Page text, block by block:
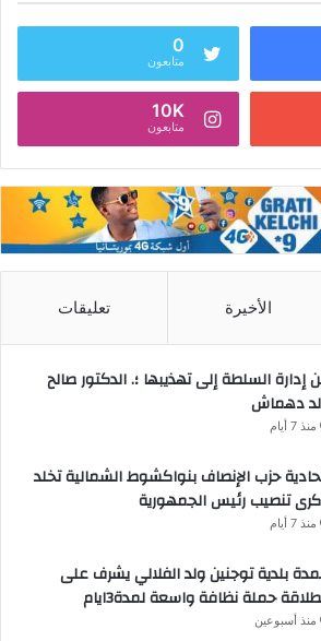
0
متابعون
10K
متابعون
الأخيرة تعليقات
إدارة السلطة إلى تهذيبها ؛. الدكتور صالح
دهماش
منذ 7 أيام
حزب الإنصاف بنواكشوط الشمالية تخلد
تنصيب رئيس الجمهورية
منذ 7 أيام
بلدية توجنين ولد الفلالي يشرف على
حملة نظافة واسعة لمدة3ايام
منذ أسبوعين